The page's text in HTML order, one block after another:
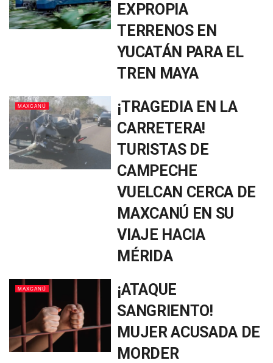
EXPROPIA
TERRENOS EN
YUCATÁN PARA EL
TREN MAYA
MAXCANÚ
¡TRAGEDIA EN LA
CARRETERA!
TURISTAS DE
CAMPECHE
VUELCAN CERCA DE
MAXCANÚ EN SU
VIAJE HACIA
MÉRIDA
MAXCANÚ
¡ATAQUE
SANGRIENTO!
MUJER ACUSADA DE
MORDER